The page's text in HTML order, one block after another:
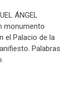
ÁNGEL
monumento
el Palacio de la
Palabras